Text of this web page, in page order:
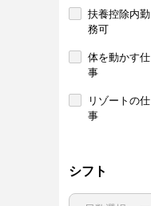
扶養控除内勤
務可
体を動かす仕
事
リゾートの仕
事
シフト